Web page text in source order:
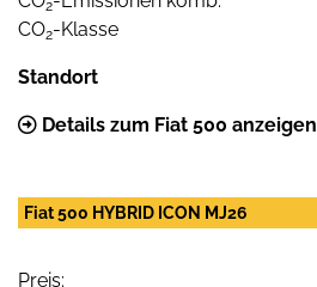
2
CO2-Klasse
Standort
Details zum Fiat 500 anzeigen
Fiat 500 HYBRID ICON MJ26
Preis: